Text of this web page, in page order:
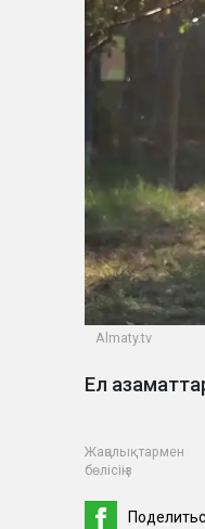
Аlmaty.tv
Ел
Жаңалықтармен
бөлісіңіз